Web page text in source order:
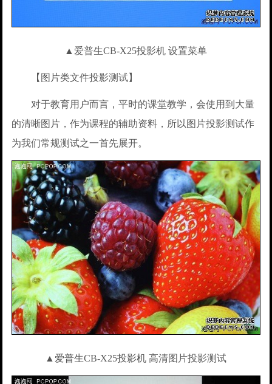
▲爱普生CB-X25投影机 设置菜单
【图片类文件投影测试】
对于教育用户而言，平时的课堂教学，会使用到大量
的清晰图片，作为课程的辅助资料，所以图片投影测试作
为我们常规测试之一首先展开。
▲爱普生CB-X25投影机 高清图片投影测试